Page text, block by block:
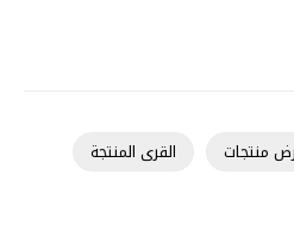
منتجات
القرى المنتجة